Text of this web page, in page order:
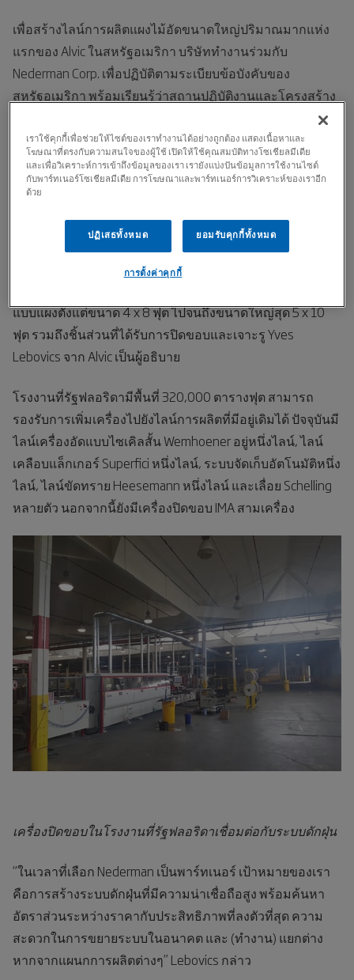
เพื่อสร้างไลน์การผลิตแผงไม้อัดขนาดใหญ่ปริมาณมากแห่ง
แรกของ Alvic ในสหรัฐอเมริกา บริษัททำงานร่วมกับ
Nederman Corp. เพื่อปฏิบัติตามระเบียบข้อบังคับของ
สหรัฐอเมริกา พร้อมเรียนรู้ว่าสถานปฏิบัติงานและโครงสร้าง
อย่างไร ตัวแทนของ Nederman จากสหรัฐอเมริกาและสเปน
เยี่ยมชมโรงงานหลักของ Alvic ที่ Alcaudete ประเทศสเปน
Alvic สหรัฐอเมริกาเป็นส่วนหนึ่งของ Grupo Alvic ในประเทศ
สเปน ในปี 2017 มีการก่อตั้ง Alvic สหรัฐอเมริกาขึ้นเพื่อจัดหา
สินค้าให้แก่ตลาดอเมริกาเหนือจาก Auburndale รัฐฟลอริดา
บริษัทแห่งนี้ผลิตชิ้นส่วนที่ทำจาก MDF และแผ่นไม้อัดพาร์ติเคิ
แบบแผงตั้งแต่ขนาด 4 x 8 ฟุต ไปจนถึงขนาดใหญ่สุด 5 x 10
ฟุต รวมถึงชิ้นส่วนที่ได้รับการปิดขอบและเจาะรู Yves
Lebovics จาก Alvic เป็นผู้อธิบาย
โรงงานที่รัฐฟลอริดามีพื้นที่ 320,000 ตารางฟุต สามารถ
รองรับการเพิ่มเครื่องไปยังไลน์การผลิตที่มีอยู่เดิมได้ ปัจจุบันมี
ไลน์เครื่องอัดแบบไซเคิลสั้น Wemhoener อยู่หนึ่งไลน์, ไลน์
เคลือบแล็กเกอร์ Superfici หนึ่งไลน์, ระบบจัดเก็บอัตโนมัติหนึ่ง
ไลน์, ไลน์ขัดทราย Heesemann หนึ่งไลน์ และเลื่อย Schelling
หลายตัว นอกจากนี้ยังมีเครื่องปิดขอบ IMA สามเครื่อง
เครื่องปิดขอบในโรงงานที่รัฐฟลอริดาเชื่อมต่อกับระบบดักฝุ่น
“ในเวลาที่เลือก Nederman เป็นพาร์ทเนอร์ เป้าหมายของเรา
คือการสร้างระบบดักฝุ่นที่มีความน่าเชื่อถือสูง พร้อมค้นหา
อัตราส่วนระหว่างราคากับประสิทธิภาพที่ลงตัวที่สุด ความ
สะดวกในการขยายระบบในอนาคต และ (ทำงาน) แยกต่าง
หากจากแผนกการผลิตต่างๆ” Lebovics กล่าว
เราใช้คุกกี้เพื่อช่วยให้ไซต์ของเราทำงานได้อย่างถูกต้อง แสดงเนื้อหาและ
โฆษณาที่ตรงกับความสนใจของผู้ใช้ เปิดให้ใช้คุณสมบัติทางโซเชียลมีเดีย
และเพื่อวิเคราะห์การเข้าถึงข้อมูลของเรา เรายังแบ่งปันข้อมูลการใช้งานไซต์
กับพาร์ทเนอร์โซเชียลมีเดีย การโฆษณาและพาร์ทเนอร์การวิเคราะห์ของเราอีก
ด้วย
ปฏิเสธทั้งหมด ยอมรับคุกกี้ทั้งหมด
การตั้งค่าคุกกี้